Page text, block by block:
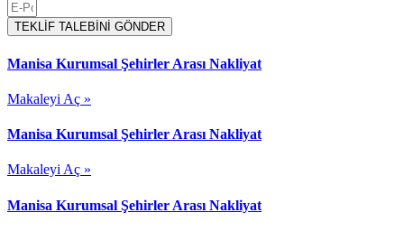
TEKLİF TALEBİNİ GÖNDER
Manisa Kurumsal Şehirler Arası Nakliyat
Makaleyi Aç »
Manisa Kurumsal Şehirler Arası Nakliyat
Makaleyi Aç »
Manisa Kurumsal Şehirler Arası Nakliyat